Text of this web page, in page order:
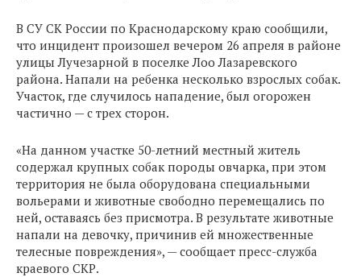
В СУ СК России по Краснодарскому краю сообщили,
что инцидент произошел вечером 26 апреля в районе
улицы Лучезарной в поселке Лоо Лазаревского
района. Напали на ребенка несколько взрослых собак.
Участок, где случилось нападение, был огорожен
частично — с трех сторон.
«На данном участке 50-летний местный житель
содержал крупных собак породы овчарка, при этом
территория не была оборудована специальными
вольерами и животные свободно перемещались по
ней, оставаясь без присмотра. В результате животные
напали на девочку, причинив ей множественные
телесные повреждения», — сообщает пресс-служба
краевого СКР.